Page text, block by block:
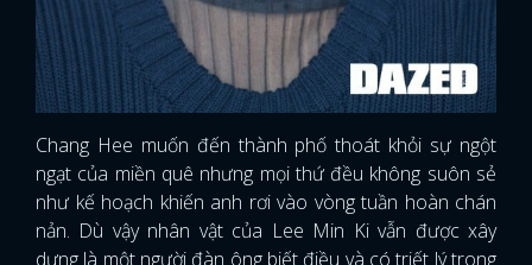
Chang Hee muốn đến thành phố thoát khỏi sự ngột
ngạt của miền quê nhưng mọi thứ đều không suôn sẻ
như kế hoạch khiến anh rơi vào vòng tuần hoàn chán
nản. Dù vậy nhân vật của Lee Min Ki vẫn được xây
dựng là một người đàn ông biết điều và có triết lý trong